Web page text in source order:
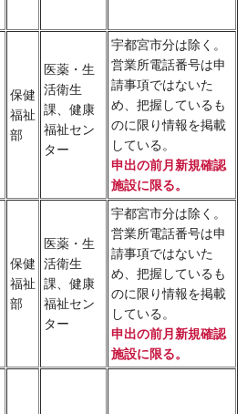
保健
福祉
部
医薬・生
活衛生
課、健康
福祉セン
ター
宇都宮市分は除く。
営業所電話番号は申
請事項ではないた
め、把握しているも
のに限り情報を掲載
している。
申出の前月新規確認
施設に限る。
保健
福祉
部
医薬・生
活衛生
課、健康
福祉セン
ター
宇都宮市分は除く。
営業所電話番号は申
請事項ではないた
め、把握しているも
のに限り情報を掲載
している。
申出の前月新規確認
施設に限る。